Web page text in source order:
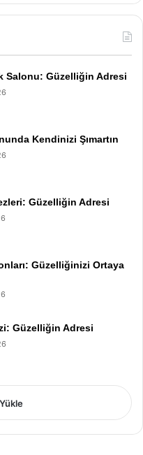
Salonu: Güzelliğin Adresi
Kendinizi Şımartın
Güzelliğin Adresi
Güzelliğinizi Ortaya
Güzelliğin Adresi